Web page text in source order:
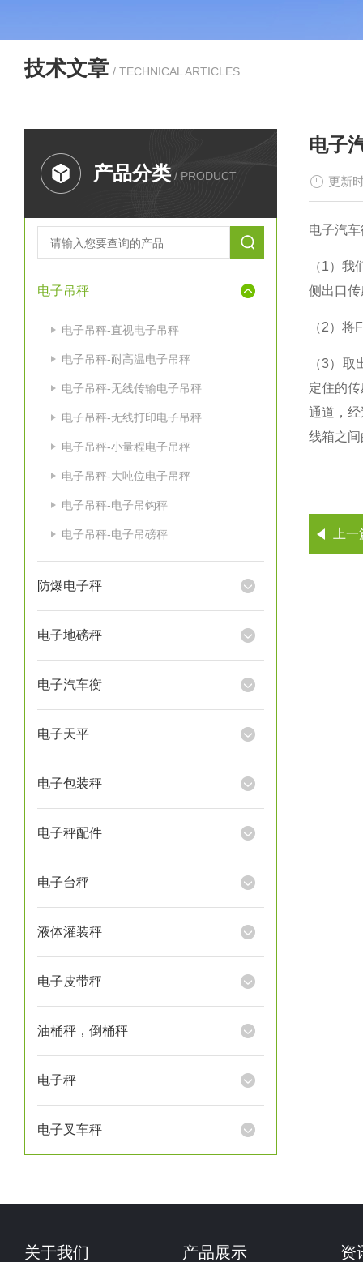
技术文章 / TECHNICAL ARTICLES
产品分类 / PRODUCT
电子吊秤
电子吊秤-直视电子吊秤
电子吊秤-耐高温电子吊秤
电子吊秤-无线传输电子吊秤
电子吊秤-无线打印电子吊秤
电子吊秤-小量程电子吊秤
电子吊秤-大吨位电子吊秤
电子吊秤-电子吊钩秤
电子吊秤-电子吊磅秤
防爆电子秤
电子地磅秤
电子汽车衡
电子天平
电子包装秤
电子秤配件
电子台秤
液体灌装秤
电子皮带秤
油桶秤，倒桶秤
电子秤
电子叉车秤
电子
更新
电子汽
（1）
侧出口
（2）
（3）
定住的
通道，
线箱之
上
关于我们 产品展示 资